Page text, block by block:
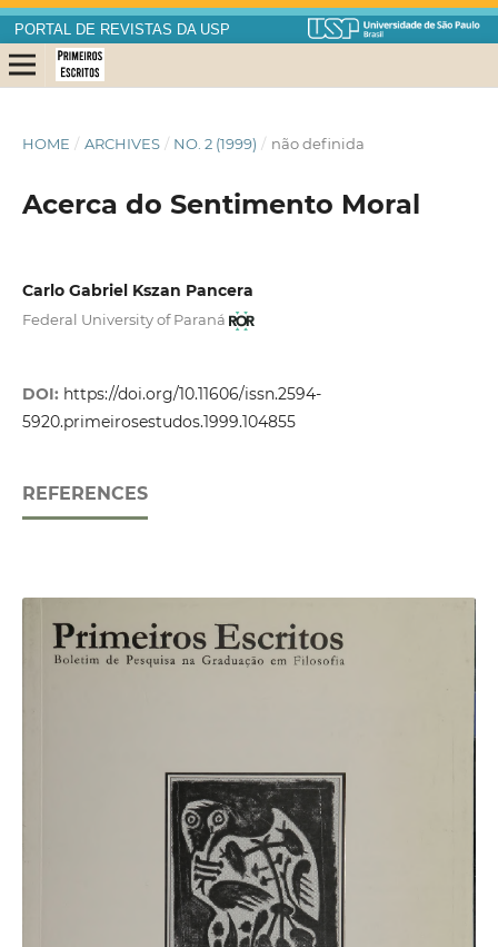
PORTAL DE REVISTAS DA USP
HOME / ARCHIVES / NO. 2 (1999) / não definida
Acerca do Sentimento Moral
Carlo Gabriel Kszan Pancera
Federal University of Paraná
DOI: https://doi.org/10.11606/issn.2594-
5920.primeirosestudos.1999.104855
REFERENCES